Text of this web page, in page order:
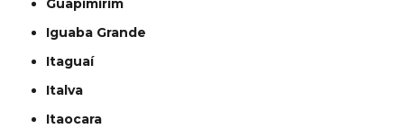
Guapimirim
Iguaba Grande
Itaguaí
Italva
Itaocara